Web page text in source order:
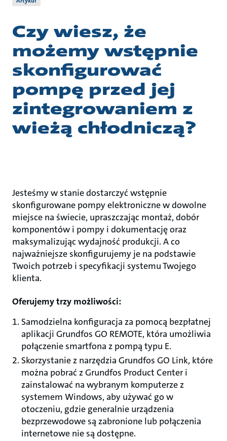
Czy wiesz, że
możemy wstępnie
skonfigurować
pompę przed jej
zintegrowaniem z
wieżą chłodniczą?
Jesteśmy w stanie dostarczyć wstępnie
skonfigurowane pompy elektroniczne w dowolne
miejsce na świecie, upraszczając montaż, dobór
komponentów i pompy i dokumentację oraz
maksymalizując wydajność produkcji. A co
najważniejsze skonfigurujemy je na podstawie
Twoich potrzeb i specyfikacji systemu Twojego
klienta.
Oferujemy trzy możliwości:
Samodzielna konfiguracja za pomocą bezpłatnej
aplikacji Grundfos GO REMOTE, która umożliwia
połączenie smartfona z pompą typu E.
Skorzystanie z narzędzia Grundfos GO Link, które
można pobrać z Grundfos Product Center i
zainstalować na wybranym komputerze z
systemem Windows, aby używać go w
otoczeniu, gdzie generalnie urządzenia
bezprzewodowe są zabronione lub połączenia
internetowe nie są dostępne.